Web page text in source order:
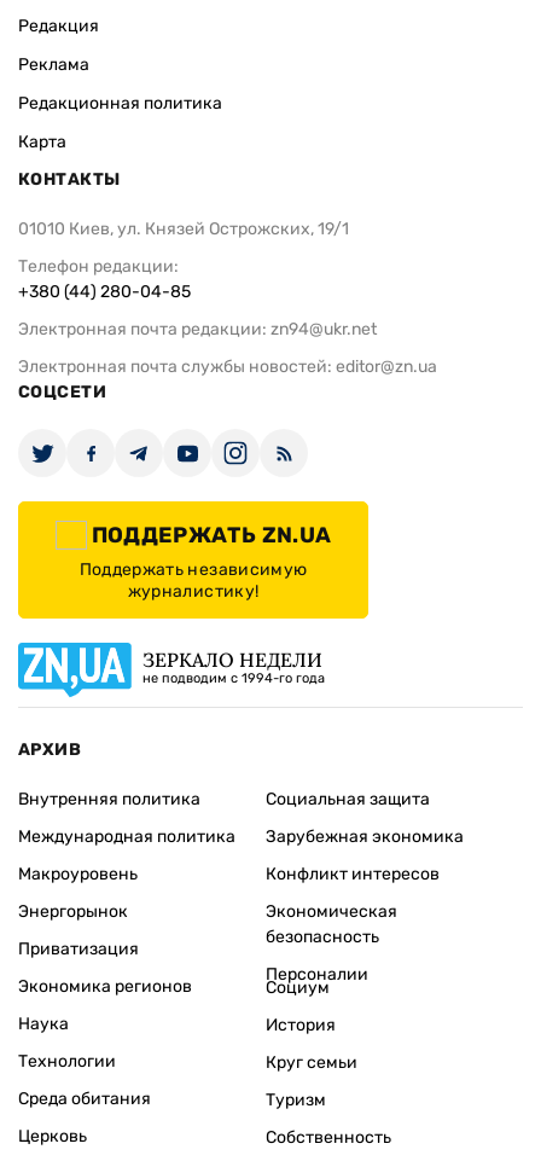
Редакция
Реклама
Редакционная политика
Карта
КОНТАКТЫ
01010 Киев, ул. Князей Острожских, 19/1
Телефон редакции:
+380 (44) 280-04-85
Электронная почта редакции: zn94@ukr.net
Электронная почта службы новостей: editor@zn.ua
СОЦСЕТИ
ПОДДЕРЖАТЬ ZN.UA
Поддержать независимую
журналистику!
ЗЕРКАЛО НЕДЕЛИ
не подводим с 1994-го года
АРХИВ
Внутренняя политика
Международная политика
Макроуровень
Энергорынок
Приватизация
Экономика регионов
Социальная защита
Зарубежная экономика
Конфликт интересов
Экономическая
безопасность
Персоналии
Наука
Технологии
Среда обитания
Церковь
Социум
История
Круг семьи
Туризм
Собственность